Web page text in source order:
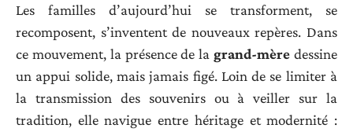
Les familles d’aujourd’hui se transforment, se
recomposent, s’inventent de nouveaux repères. Dans
ce mouvement, la présence de lagrand-mère dessine
un appui solide, mais jamais figé. Loin de se limiter à
la transmission des souvenirs ou à veiller sur la
tradition, elle navigue entre héritage et modernité :